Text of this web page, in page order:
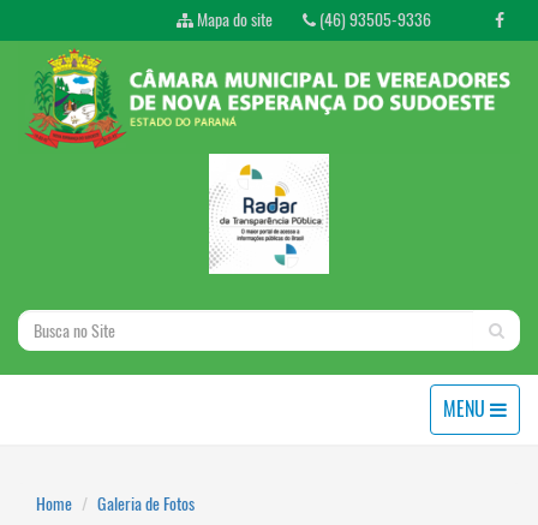
Mapa do site (46) 93505-9336
MENU
Home Galeria de Fotos